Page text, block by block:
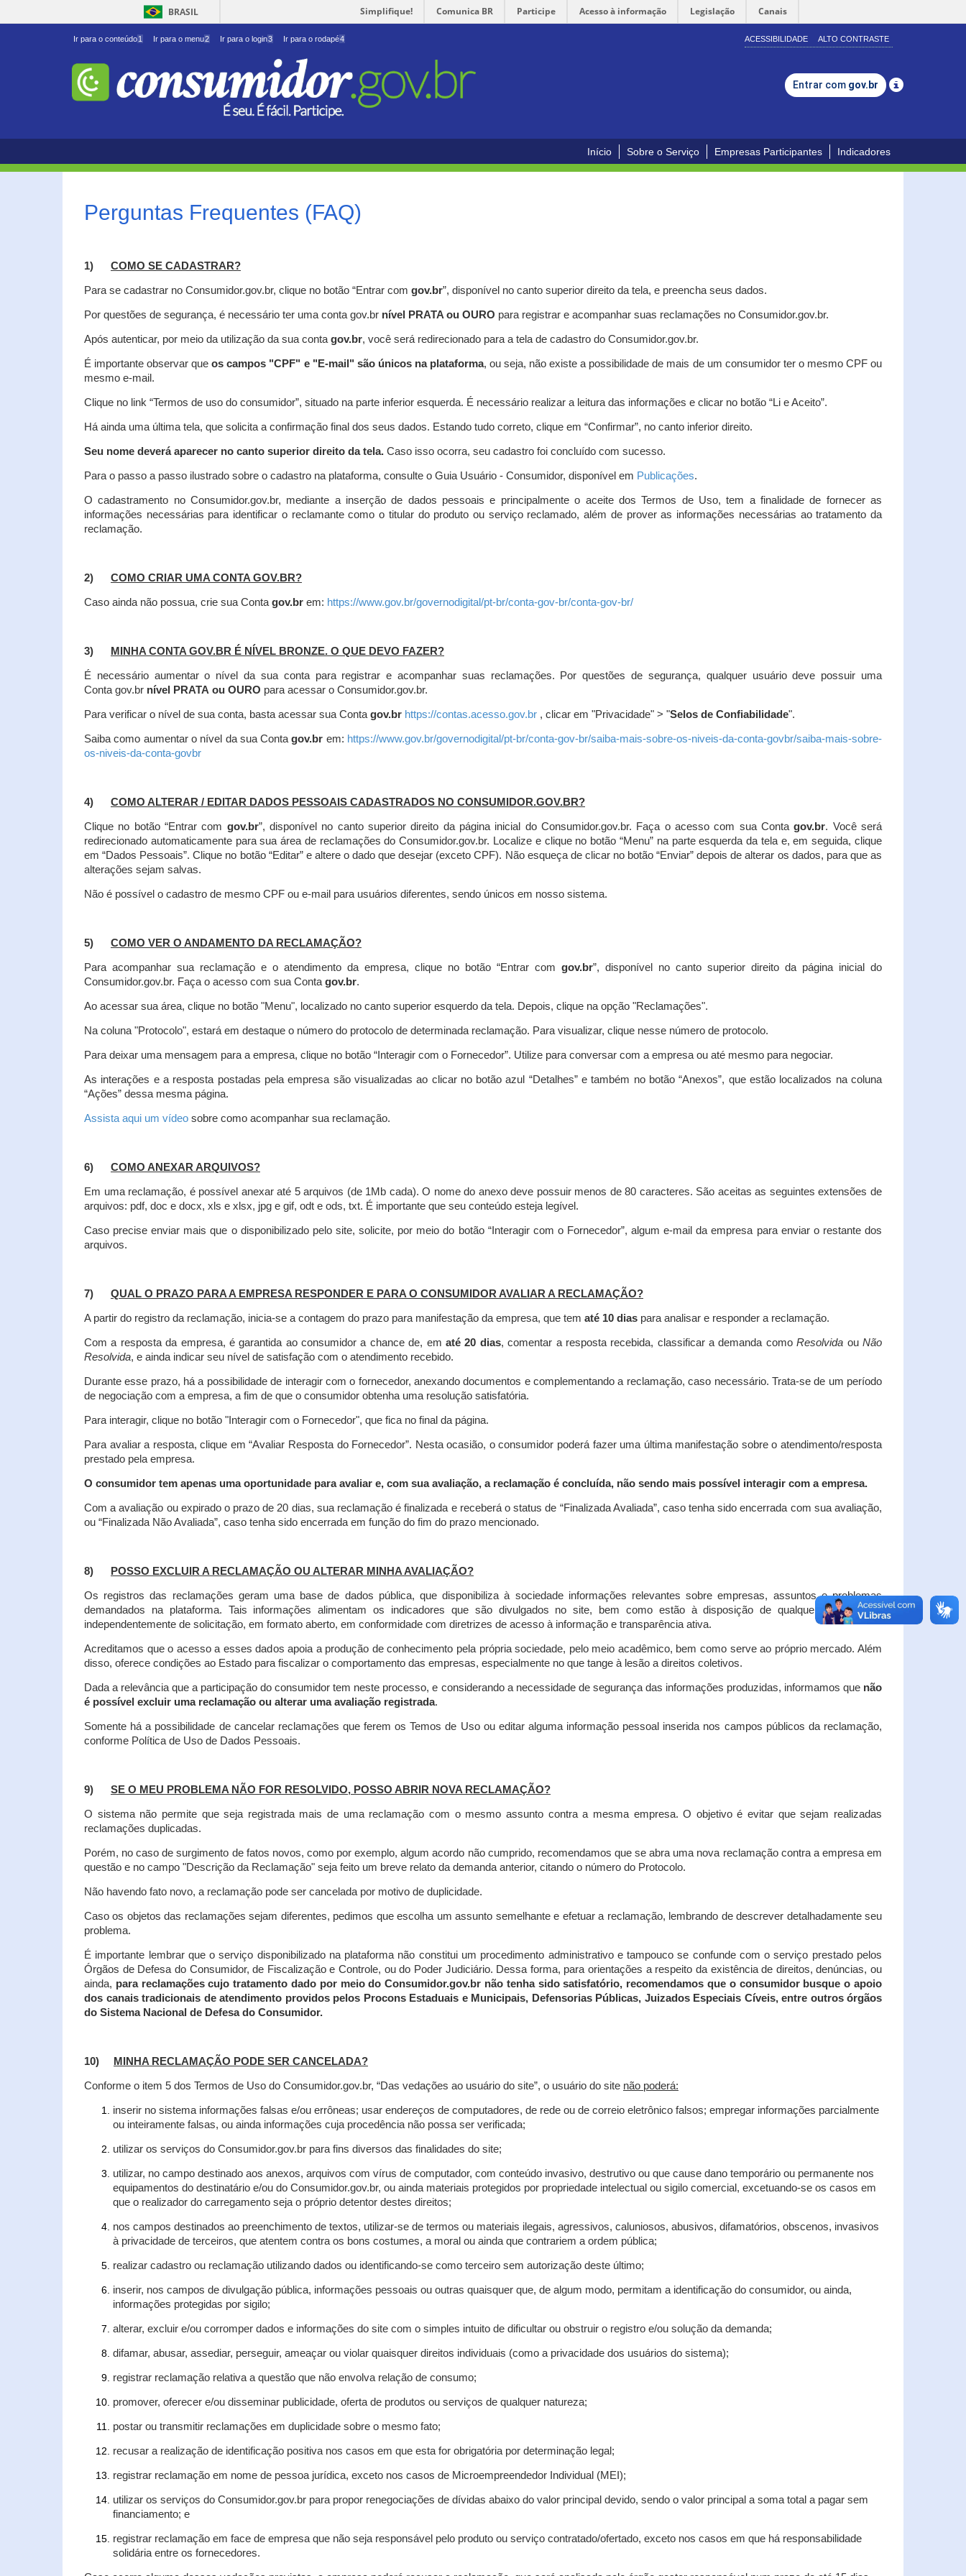
BRASIL Simplifique! Comunica BR Participe Acesso à informação Legislação Canais
Ir para o conteúdo1 Ir para o menu2 Ir para o login3 Ir para o rodapé4 ACESSIBILIDADE ALTO CONTRASTE
Entrar com gov.br
Início Sobre o Serviço Empresas Participantes Indicadores
Perguntas Frequentes (FAQ)
1) COMO SE CADASTRAR?
Para se cadastrar no Consumidor.gov.br, clique no botão “Entrar com gov.br”, disponível no canto superior direito da tela, e preencha seus dados.
Por questões de segurança, é necessário ter uma conta gov.br nível PRATA ou OURO para registrar e acompanhar suas reclamações no Consumidor.gov.br.
Após autenticar, por meio da utilização da sua conta gov.br, você será redirecionado para a tela de cadastro do Consumidor.gov.br.
É importante observar queos campos "CPF" e "E-mail" são únicos na plataforma, ou seja, não existe a possibilidade de mais de um consumidor ter o mesmo CPF ou
mesmo e-mail.
Clique no link “Termos de uso do consumidor”, situado na parte inferior esquerda. É necessário realizar a leitura das informações e clicar no botão “Li e Aceito”.
Há ainda uma última tela, que solicita a confirmação final dos seus dados. Estando tudo correto, clique em “Confirmar”, no canto inferior direito.
Seu nome deverá aparecer no canto superior direito da tela. Caso isso ocorra, seu cadastro foi concluído com sucesso.
Para o passo a passo ilustrado sobre o cadastro na plataforma, consulte o Guia Usuário - Consumidor, disponível em Publicações.
O cadastramento no Consumidor.gov.br, mediante a inserção de dados pessoais e principalmente o aceite dos Termos de Uso, tem a finalidade de fornecer as
informações necessárias para identificar o reclamante como o titular do produto ou serviço reclamado, além de prover as informações necessárias ao tratamento da
reclamação.
2) COMO CRIAR UMA CONTA GOV.BR?
Caso ainda não possua, crie sua Conta gov.br em: https://www.gov.br/governodigital/pt-br/conta-gov-br/conta-gov-br/
3) MINHA CONTA GOV.BR É NÍVEL BRONZE. O QUE DEVO FAZER?
É necessário aumentar o nível da sua conta para registrar e acompanhar suas reclamações. Por questões de segurança, qualquer usuário deve possuir uma
Conta gov.br nível PRATA ou OURO para acessar o Consumidor.gov.br.
Para verificar o nível de sua conta, basta acessar sua Conta gov.br https://contas.acesso.gov.br , clicar em "Privacidade" > "Selos de Confiabilidade".
Saiba como aumentar o nível da sua Contagov.br em: https://www.gov.br/governodigital/pt-br/conta-gov-br/saiba-mais-sobre-os-niveis-da-conta-govbr/saiba-mais-sobre-
os-niveis-da-conta-govbr
4) COMO ALTERAR / EDITAR DADOS PESSOAIS CADASTRADOS NO CONSUMIDOR.GOV.BR?
Clique no botão “Entrar com gov.br”, disponível no canto superior direito da página inicial do Consumidor.gov.br. Faça o acesso com sua Contagov.br. Você será
redirecionado automaticamente para sua área de reclamações do Consumidor.gov.br. Localize e clique no botão “Menu” na parte esquerda da tela e, em seguida, clique
em “Dados Pessoais”.Clique no botão “Editar” e altere o dado que desejar (exceto CPF). Não esqueça de clicar no botão “Enviar” depois de alterar os dados, para que as
alterações sejam salvas.
Não é possível o cadastro de mesmo CPF ou e-mail para usuários diferentes, sendo únicos em nosso sistema.
5) COMO VER O ANDAMENTO DA RECLAMAÇÃO?
Para acompanhar sua reclamação e o atendimento da empresa, clique no botão “Entrar com gov.br”, disponível no canto superior direito da página inicial do
Consumidor.gov.br. Faça o acesso com sua Conta gov.br.
Ao acessar sua área, clique no botão "Menu", localizado no canto superior esquerdo da tela. Depois, clique na opção "Reclamações".
Na coluna "Protocolo", estará em destaque o número do protocolo de determinada reclamação. Para visualizar, clique nesse número de protocolo.
Para deixar uma mensagem para a empresa, clique no botão “Interagir com o Fornecedor”. Utilize para conversar com a empresa ou até mesmo para negociar.
As interações e a resposta postadas pela empresa são visualizadas ao clicar no botão azul “Detalhes” e também no botão “Anexos”, que estão localizados na coluna
“Ações” dessa mesma página.
Assista aqui um vídeo sobre como acompanhar sua reclamação.
6) COMO ANEXAR ARQUIVOS?
Em uma reclamação, é possível anexar até 5 arquivos (de 1Mb cada). O nome do anexo deve possuir menos de 80 caracteres. São aceitas as seguintes extensões de
arquivos: pdf, doc e docx, xls e xlsx, jpg e gif, odt e ods, txt. É importante que seu conteúdo esteja legível.
Caso precise enviar mais que o disponibilizado pelo site, solicite, por meio do botão “Interagir com o Fornecedor”, algum e-mail da empresa para enviar o restante dos
arquivos.
7) QUAL O PRAZO PARA A EMPRESA RESPONDER E PARA O CONSUMIDOR AVALIAR A RECLAMAÇÃO?
A partir do registro da reclamação, inicia-se a contagem do prazo para manifestação da empresa, que tem até 10 dias para analisar e responder a reclamação.
Com a resposta da empresa, é garantida ao consumidor a chance de, em até 20 dias, comentar a resposta recebida, classificar a demanda comoResolvida ouNão
Resolvida, e ainda indicar seu nível de satisfação com o atendimento recebido.
Durante esse prazo, há a possibilidade de interagir com o fornecedor, anexando documentos e complementando a reclamação, caso necessário. Trata-se de um período
de negociação com a empresa, a fim de que o consumidor obtenha uma resolução satisfatória.
Para interagir, clique no botão "Interagir com o Fornecedor", que fica no final da página.
Para avaliar a resposta, clique em “Avaliar Resposta do Fornecedor”. Nesta ocasião, o consumidor poderá fazer uma última manifestação sobre o atendimento/resposta
prestado pela empresa.
O consumidor tem apenas uma oportunidade para avaliar e, com sua avaliação, a reclamação é concluída, não sendo mais possível interagir com a empresa.
Com a avaliação ou expirado o prazo de 20 dias, sua reclamação é finalizada e receberá o status de “Finalizada Avaliada”, caso tenha sido encerrada com sua avaliação,
ou “Finalizada Não Avaliada”, caso tenha sido encerrada em função do fim do prazo mencionado.
8) POSSO EXCLUIR A RECLAMAÇÃO OU ALTERAR MINHA AVALIAÇÃO?
Os registros das reclamações geram uma base de dados pública, que disponibiliza à sociedade informações relevantes sobre empresas, assuntos e problemas
demandados na plataforma. Tais informações alimentam os indicadores que são divulgados no site, bem como estão à disposição de qualquer interessado,
independentemente de solicitação, em formato aberto, em conformidade com diretrizes de acesso à informação e transparência ativa.
Acreditamos que o acesso a esses dados apoia a produção de conhecimento pela própria sociedade, pelo meio acadêmico, bem como serve ao próprio mercado. Além
disso, oferece condições ao Estado para fiscalizar o comportamento das empresas, especialmente no que tange à lesão a direitos coletivos.
Dada a relevância que a participação do consumidor tem neste processo, e considerando a necessidade de segurança das informações produzidas, informamos que não
é possível excluir uma reclamação ou alterar uma avaliação registrada.
Somente há a possibilidade de cancelar reclamações que ferem os Temos de Uso ou editar alguma informação pessoal inserida nos campos públicos da reclamação,
conforme Política de Uso de Dados Pessoais.
9) SE O MEU PROBLEMA NÃO FOR RESOLVIDO, POSSO ABRIR NOVA RECLAMAÇÃO?
O sistema não permite que seja registrada mais de uma reclamação com o mesmo assunto contra a mesma empresa. O objetivo é evitar que sejam realizadas
reclamações duplicadas.
Porém, no caso de surgimento de fatos novos, como por exemplo, algum acordo não cumprido, recomendamos que se abra uma nova reclamação contra a empresa em
questão e no campo "Descrição da Reclamação" seja feito um breve relato da demanda anterior, citando o número do Protocolo.
Não havendo fato novo, a reclamação pode ser cancelada por motivo de duplicidade.
Caso os objetos das reclamações sejam diferentes, pedimos que escolha um assunto semelhante e efetuar a reclamação, lembrando de descrever detalhadamente seu
problema.
É importante lembrar que o serviço disponibilizado na plataforma não constitui um procedimento administrativo e tampouco se confunde com o serviço prestado pelos
Órgãos de Defesa do Consumidor, de Fiscalização e Controle, ou do Poder Judiciário. Dessa forma, para orientações a respeito da existência de direitos, denúncias, ou
ainda, para reclamações cujo tratamento dado por meio do Consumidor.gov.br não tenha sido satisfatório, recomendamos que o consumidor busque o apoio
dos canais tradicionais de atendimento providos pelos Procons Estaduais e Municipais, Defensorias Públicas, Juizados Especiais Cíveis, entre outros órgãos
do Sistema Nacional de Defesa do Consumidor.
10) MINHA RECLAMAÇÃO PODE SER CANCELADA?
Conforme o item 5 dos Termos de Uso do Consumidor.gov.br, “Das vedações ao usuário do site”, o usuário do site não poderá:
inserir no sistema informações falsas e/ou errôneas; usar endereços de computadores, de rede ou de correio eletrônico falsos; empregar informações parcialmente
ou inteiramente falsas, ou ainda informações cuja procedência não possa ser verificada;
utilizar os serviços do Consumidor.gov.br para fins diversos das finalidades do site;
utilizar, no campo destinado aos anexos, arquivos com vírus de computador, com conteúdo invasivo, destrutivo ou que cause dano temporário ou permanente nos
equipamentos do destinatário e/ou do Consumidor.gov.br, ou ainda materiais protegidos por propriedade intelectual ou sigilo comercial, excetuando-se os casos em
que o realizador do carregamento seja o próprio detentor destes direitos;
nos campos destinados ao preenchimento de textos, utilizar-se de termos ou materiais ilegais, agressivos, caluniosos, abusivos, difamatórios, obscenos, invasivos
à privacidade de terceiros, que atentem contra os bons costumes, a moral ou ainda que contrariem a ordem pública;
realizar cadastro ou reclamação utilizando dados ou identificando-se como terceiro sem autorização deste último;
inserir, nos campos de divulgação pública, informações pessoais ou outras quaisquer que, de algum modo, permitam a identificação do consumidor, ou ainda,
informações protegidas por sigilo;
alterar, excluir e/ou corromper dados e informações do site com o simples intuito de dificultar ou obstruir o registro e/ou solução da demanda;
difamar, abusar, assediar, perseguir, ameaçar ou violar quaisquer direitos individuais (como a privacidade dos usuários do sistema);
registrar reclamação relativa a questão que não envolva relação de consumo;
promover, oferecer e/ou disseminar publicidade, oferta de produtos ou serviços de qualquer natureza;
postar ou transmitir reclamações em duplicidade sobre o mesmo fato;
recusar a realização de identificação positiva nos casos em que esta for obrigatória por determinação legal;
registrar reclamação em nome de pessoa jurídica, exceto nos casos de Microempreendedor Individual (MEI);
utilizar os serviços do Consumidor.gov.br para propor renegociações de dívidas abaixo do valor principal devido, sendo o valor principal a soma total a pagar sem
financiamento; e
registrar reclamação em face de empresa que não seja responsável pelo produto ou serviço contratado/ofertado, exceto nos casos em que há responsabilidade
solidária entre os fornecedores.